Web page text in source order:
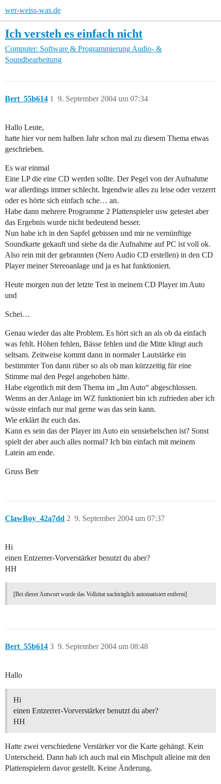
wer-weiss-was.de
Ich versteh es einfach nicht
Computer: Software & Programmierung Audio- &
Soundbearbeitung
Bert_55b614 9. September 2004 um 07:34
1
Hallo Leute,
hatte hier vor nem halben Jahr schon mal zu diesem Thema etwas
geschrieben.
Es war einmal
Eine LP die eine CD werden sollte. Der Pegel von der Aufnahme
war allerdings immer schlecht. Irgendwie alles zu leise oder verzerrt
oder es hörte sich einfach sche… an.
Habe dann mehrere Programme 2 Plattenspieler usw getestet aber
das Ergebnis wurde nicht bedeutend besser.
Nun habe ich in den Sapfel gebissen und mir ne vernünftige
Soundkarte gekauft und siehe da die Aufnahme auf PC ist voll ok.
Also rein mit der gebrannten (Nero Audio CD erstellen) in den CD
Player meiner Stereoanlage und ja es hat funktioniert.
Heute morgen nun der letzte Test in meinem CD Player im Auto
und
Schei…
Genau wieder das alte Problem. Es hört sich an als ob da einfach
was fehlt. Höhen fehlen, Bässe fehlen und die Mitte klingt auch
seltsam. Zeitweise kommt dann in normaler Lautstärke ein
bestimmter Ton dann rüber so als ob man kürzzeitig für eine
Stimme mal den Pegel angehoben hätte.
Habe eigentlich mit dem Thema im „Im Auto“ abgeschlossen.
Wenns an der Anlage im WZ funktioniert bin ich zufrieden aber ich
wüsste einfach nur mal gerne was das sein kann.
Wie erklärt ihr euch das.
Kann es sein das der Player im Auto ein sensiebelschen ist? Sonst
spielt der aber auch alles normal? Ich bin einfach mit meinem
Latein am ende.
Gruss Betr
ClawBoy_42a7dd 9. September 2004 um 07:37
2
Hi
einen Entzerrer-Vorverstärker benutzt du aber?
HH
[Bei dieser Antwort wurde das Vollzitat nachträglich automatisiert entfernt]
Bert_55b614 9. September 2004 um 08:48
3
Hallo
Hi
einen Entzerrer-Vorverstärker benutzt du aber?
HH
Hatte zwei verschiedene Verstärker vor die Karte gehängt. Kein
Unterscheid. Dann hab ich auch mal ein Mischpult alleine mit den
Plattenspielern davor gestellt. Keine Änderung.